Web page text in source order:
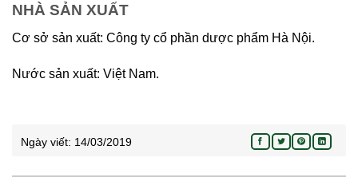
NHÀ SẢN XUẤT
Cơ sở sản xuất: Công ty cổ phần dược phẩm Hà Nội.
Nước sản xuất: Việt Nam.
Ngày viết: 14/03/2019